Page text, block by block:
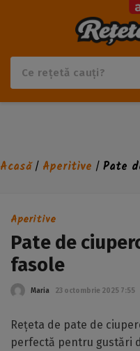
Acasă/ Aperitive / Pate
Aperitive
Pate de
fasole
Maria 23 octombrie 2025 7:55
Rețeta de pate de
perfectă pentru gustări